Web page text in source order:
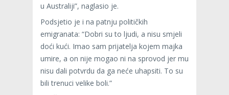
u Australiji”, naglasio je.
Podsjetio je i na patnju političkih
emigranata: “Dobri su to ljudi, a nisu smjeli
doći kući. Imao sam prijatelja kojem majka
umire, a on nije mogao ni na sprovod jer mu
nisu dali potvrdu da ga neće uhapsiti. To su
bili trenuci velike boli.”